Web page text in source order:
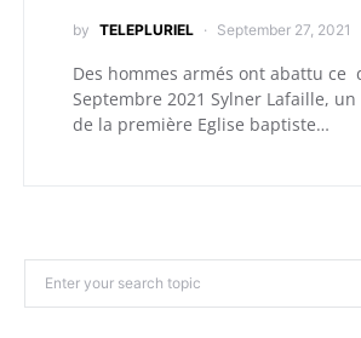
by TELEPLURIEL September 27, 2021
Des hommes armés ont abattu ce
Septembre 2021 Sylner Lafaille,
de la première Eglise baptiste…